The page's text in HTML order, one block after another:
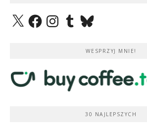
X FacebookInstagramTumblrBluesky
WESPRZYJ MNIE!
30 NAJLEPSZYCH